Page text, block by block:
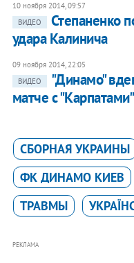
10 ноября 2014, 09:57
ВИДЕО
Степаненко
удара Калинича
09 ноября 2014, 22:05
ВИДЕО
"Динамо"
матче с "Карпатами"
СБОРНАЯ УКРАИНЫ
ФК ДИНАМО КИЕВ
ТРАВМЫ
РЕКЛАМА